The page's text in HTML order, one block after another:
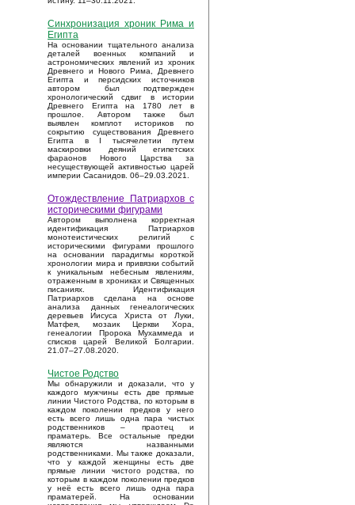
Синхронизация хроник Рима и
Египта
На основании тщательного анализа
деталей военных компаний и
астрономических явлений из хроник
Древнего и Нового Рима, Древнего
Египта и персидских источников
автором был подтвержден
хронологический сдвиг в истории
Древнего Египта на 1780 лет в
прошлое. Автором также был
выявлен комплот историков по
сокрытию существования Древнего
Египта в I тысячелетии путем
маскировки деяний египетских
фараонов Нового Царства за
несуществующей активностью царей
империи Сасанидов. 06–29.03.2021.
Отождествление Патриархов с
историческими фигурами
Автором выполнена корректная
идентификация Патриархов
монотеистических религий с
историческими фигурами прошлого
на основании парадигмы короткой
хронологии мира и привязки событий
к уникальным небесным явлениям,
отраженным в хрониках и Священных
писаниях. Идентификация
Патриархов сделана на основе
анализа данных генеалогических
деревьев Иисуса Христа от Луки,
Матфея, мозаик Церкви Хора,
генеалогии Пророка Мухаммеда и
списков царей Великой Болгарии.
21.07–27.08.2020.
Чистое Родство
Мы обнаружили и доказали, что у
каждого мужчины есть две прямые
линии Чистого Родства, по которым в
каждом поколении предков у него
есть всего лишь одна пара чистых
родственников – праотец и
праматерь. Все остальные предки
являются названными
родственниками. Мы также доказали,
что у каждой женщины есть две
прямые линии чистого родства, по
которым в каждом поколении предков
у неё есть всего лишь одна пара
праматерей. На основании